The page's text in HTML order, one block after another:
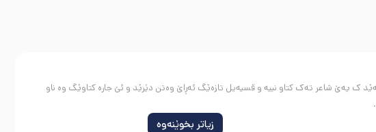
ک یەێ شاعر تەک کتاو نییە و قسیەیل تازەێگ ئەڕاێ وەتن دێرێد و ئێ جارە کتاوێگ وە ناو
زیاتر بخوێنەوە